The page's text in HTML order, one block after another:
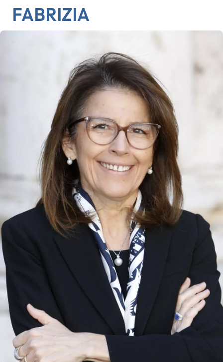
FABRIZIA